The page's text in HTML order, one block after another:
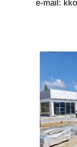
e-mail: